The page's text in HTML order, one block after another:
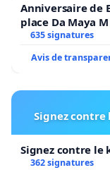
Anniversaire de
place Da Maya M
635 signatures
Avis de
Signez
Signez contre le
362 signatures